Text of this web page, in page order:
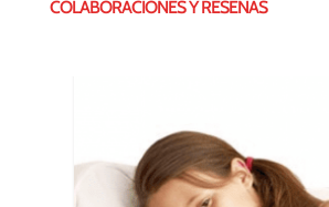
COLABORACIONES Y RESEÑAS